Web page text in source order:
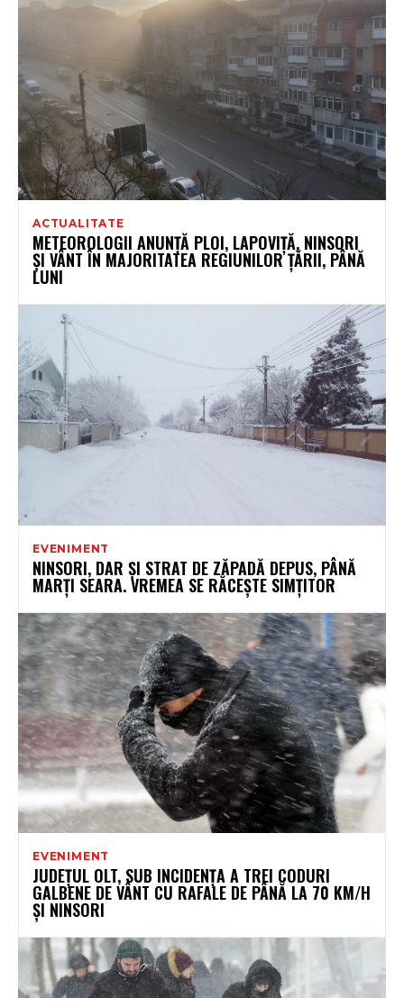
ACTUALITATE
METEOROLOGII ANUNȚĂ PLOI, LAPOVIȚĂ, NINSORI
ȘI VÂNT ÎN MAJORITATEA REGIUNILOR ȚĂRII, PÂNĂ
LUNI
EVENIMENT
NINSORI, DAR ȘI STRAT DE ZĂPADĂ DEPUS, PÂNĂ
MARȚI SEARA. VREMEA SE RĂCEȘTE SIMȚITOR
EVENIMENT
JUDEȚUL OLT, SUB INCIDENȚA A TREI CODURI
GALBENE DE VÂNT CU RAFALE DE PÂNĂ LA 70 KM/H
ȘI NINSORI